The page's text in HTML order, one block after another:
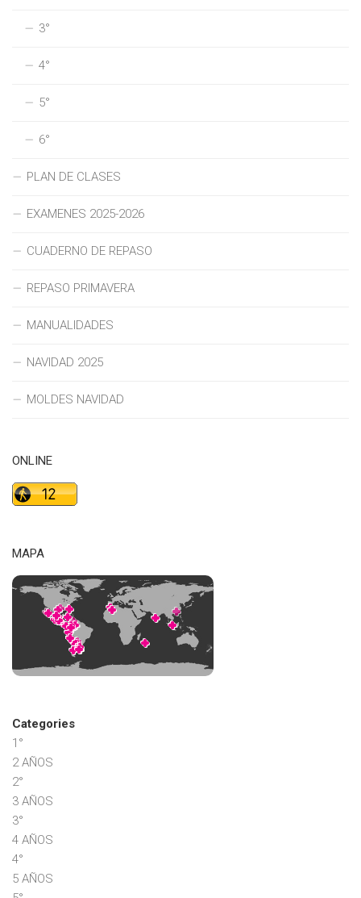
3°
4°
5°
6°
PLAN DE CLASES
EXAMENES 2025-2026
CUADERNO DE REPASO
REPASO PRIMAVERA
MANUALIDADES
NAVIDAD 2025
MOLDES NAVIDAD
ONLINE
MAPA
Categories
1°
2 AÑOS
2°
3 AÑOS
3°
4 AÑOS
4°
5 AÑOS